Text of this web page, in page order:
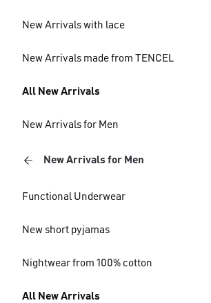
New Arrivals with lace
New Arrivals made from TENCEL
All New Arrivals
New Arrivals for Men
New Arrivals for Men
Functional Underwear
New short pyjamas
Nightwear from 100% cotton
All New Arrivals